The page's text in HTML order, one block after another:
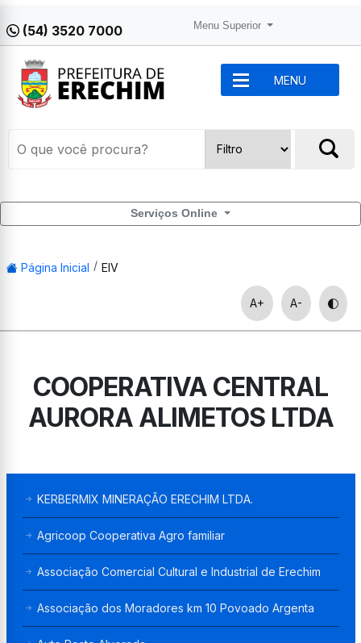
(54) 3520 7000 Menu Superior
MENU
Serviços Online
Página Inicial EIV
A+ A-
COOPERATIVA CENTRAL
AURORA ALIMETOS LTDA
KERBERMIX MINERAÇÃO ERECHIM LTDA.
Agricoop Cooperativa Agro familiar
Associação Comercial Cultural e Industrial de Erechim
Associação dos Moradores km 10 Povoado Argenta